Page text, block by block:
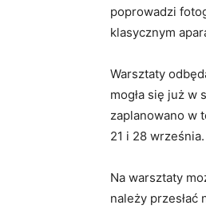
poprowadzi
klasycznym
Warsztaty
mogła się już w
zaplanowano w
21 i 28 września.
Na warsztaty
należy przesłać